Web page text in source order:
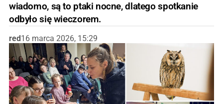
wiadomo, są to ptaki nocne, dlatego spotkanie
odbyło się wieczorem.
red 16 marca 2026, 15:29